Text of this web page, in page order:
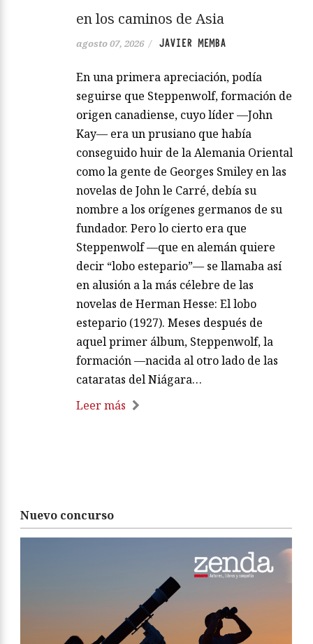
en los caminos de Asia
agosto 07, 2026 / JAVIER MEMBA
En una primera apreciación, podía
seguirse que Steppenwolf, formación de
origen canadiense, cuyo líder —John
Kay— era un prusiano que había
conseguido huir de la Alemania Oriental
como la gente de Georges Smiley en las
novelas de John le Carré, debía su
nombre a los orígenes germanos de su
fundador. Pero lo cierto era que
Steppenwolf —que en alemán quiere
decir “lobo estepario”— se llamaba así
en alusión a la más célebre de las
novelas de Herman Hesse: El lobo
estepario (1927). Meses después de
aquel primer álbum, Steppenwolf, la
formación —nacida al otro lado de las
cataratas del Niágara…
Leer más
Nuevo concurso